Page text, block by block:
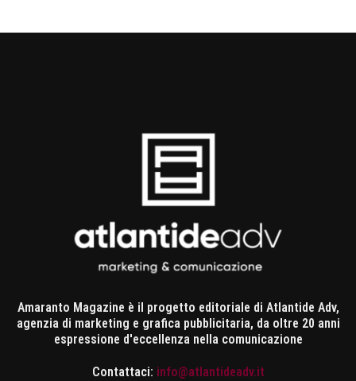
Amaranto Magazine è il progetto editoriale di Atlantide Adv,
agenzia di marketing e grafica pubblicitaria, da oltre 20 anni
espressione d'eccellenza nella comunicazione
Contattaci: info@atlantideadv.it